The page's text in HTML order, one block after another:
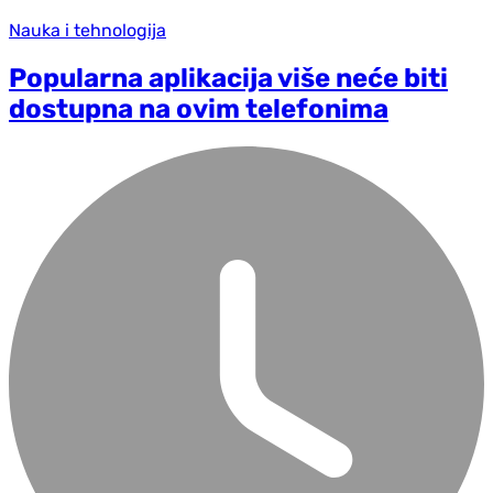
Nauka i tehnologija
Popularna aplikacija više neće biti
dostupna na ovim telefonima